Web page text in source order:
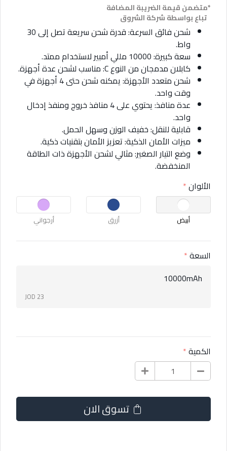
*متضمن قيمة الضريبة المضافة
تباع بواسطة شركة الشروق
شحن فائق السرعة: قدرة شحن سريعة تصل إلى 30
واط.
سعة كبيرة: 10000 مللي أمبير لاستخدام ممتد.
كابلان مدمجان من النوع C: مناسب لشحن عدة أجهزة.
شحن متعدد الأجهزة: يمكنه شحن حتى 4 أجهزة في
وقت واحد.
عدة منافذ: يحتوي على 4 منافذ خروج ومنفذ إدخال
واحد.
قابلية للنقل: خفيف الوزن وسهل الحمل.
ميزات الأمان الذكية: تعزيز الأمان بتقنيات ذكية.
وضع التيار الصغير: مثالي لشحن الأجهزة ذات الطاقة
المنخفضة.
الألوان
أبيض أزرق أرجواني
السعة
10000mAh
JOD 23
الكمية
تسوق الان